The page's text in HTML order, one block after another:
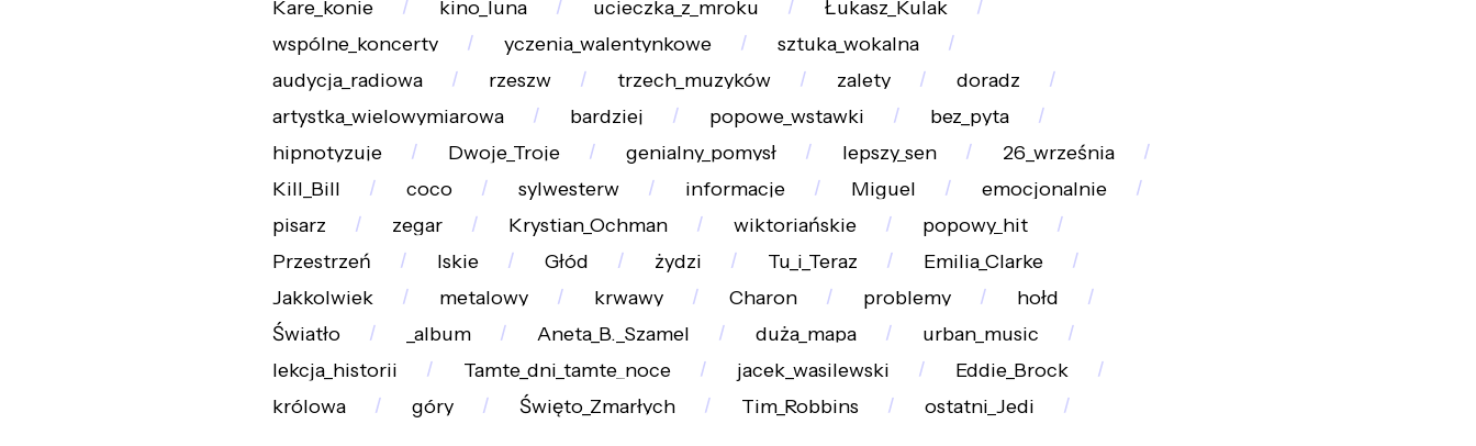
Kare_konie
kino_luna ucieczka_z_mroku
Łukasz_Kulak
wspólne_koncerty
yczenia_walentynkowe
sztuka_wokalna
audycja_radiowa
rzeszw trzech_muzyków zalety
doradz
artystka_wielowymiarowa
bardziej popowe_wstawki
bez_pyta
hipnotyzuje
Dwoje_Troje genialny_pomysł lepszy_sen
26_września
Kill_Bill
coco sylwesterw informacje Miguel
emocjonalnie
pisarz
zegar Krystian_Ochman wiktoriańskie
popowy_hit
Przestrzeń
lskie Głód żydzi Tu_i_Teraz
Emilia_Clarke
Jakkolwiek
metalowy krwawy Charon problemy
hołd
Światło
_album Aneta_B._Szamel duża_mapa
urban_music
lekcja_historii
Tamte_dni_tamte_noce jacek_wasilewski
Eddie_Brock
królowa
góry Święto_Zmarłych Tim_Robbins ostatni_Jedi